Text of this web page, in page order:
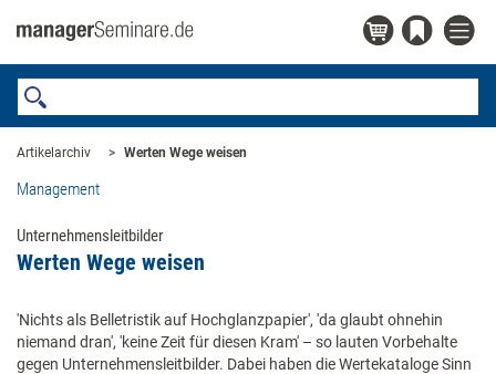
Artikelarchiv Werten Wege weisen
Management
Unternehmensleitbilder
Werten Wege weisen
'Nichts als Belletristik auf Hochglanzpapier', 'da glaubt ohnehin
niemand dran', 'keine Zeit für diesen Kram' – so lauten Vorbehalte
gegen Unternehmensleitbilder. Dabei haben die Wertekataloge Sinn